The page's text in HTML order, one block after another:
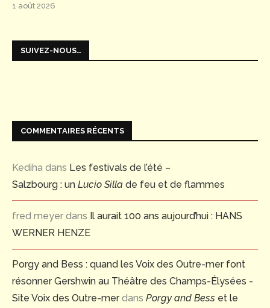
1 août 2026
SUIVEZ-NOUS…
COMMENTAIRES RÉCENTS
Kediha dans Les festivals de l’été –
Salzbourg : un Lucio Silla de feu et de flammes
fred meyer dans Il aurait 100 ans aujourd’hui : HANS
WERNER HENZE
Porgy and Bess : quand les Voix des Outre-mer font
résonner Gershwin au Théâtre des Champs-Élysées -
Site Voix des Outre-merdans Porgy and Bess et le